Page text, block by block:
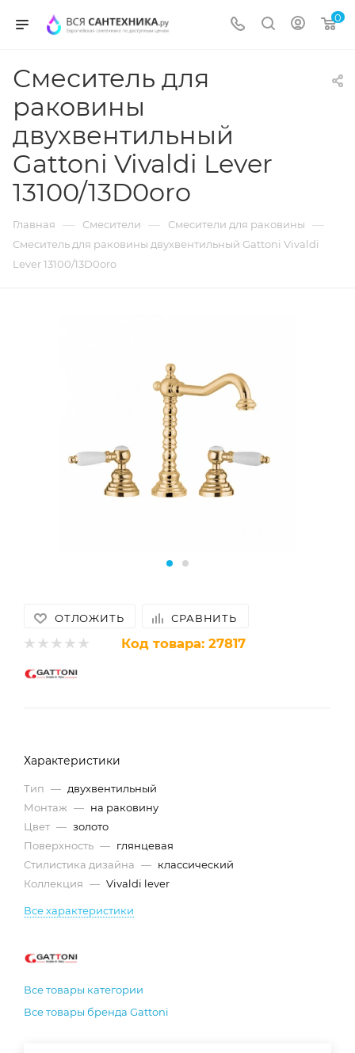
0
Смеситель для
раковины
двухвентильный
Gattoni Vivaldi Lever
13100/13D0oro
Главная — Смесители — Смесители для раковины —
Смеситель для раковины двухвентильный Gattoni Vivaldi
Lever 13100/13D0oro
ОТЛОЖИТЬ СРАВНИТЬ
Код товара: 27817
Характеристики
Тип — двухвентильный
Монтаж — на раковину
Цвет — золото
Поверхность — глянцевая
Стилистика дизайна — классический
Коллекция — Vivaldi lever
Все характеристики
Все товары категории
Все товары бренда Gattoni